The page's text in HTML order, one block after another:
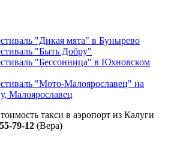
"Дикая мята" в Бунырево
"Быть Добру"
"Бессонница" в Юхновском
"Мото-Малоярославец" на
Малоярославец
79-12 (Вера)